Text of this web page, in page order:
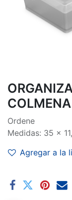
Ordene
Medidas: 35 x
Agregar a la